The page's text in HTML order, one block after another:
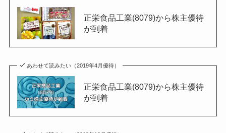
正栄食品工業(8079)から株主優待
が到着
あわせて読みたい（2019年4月優待）
正栄食品工業(8079)から株主優待
が到着